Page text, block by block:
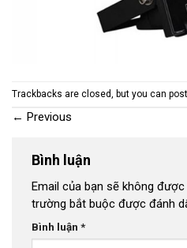
Trackbacks are closed, but you can
← Previous
Bình luận
Email của bạn sẽ không
trường bắt buộc được đánh
Bình luận *